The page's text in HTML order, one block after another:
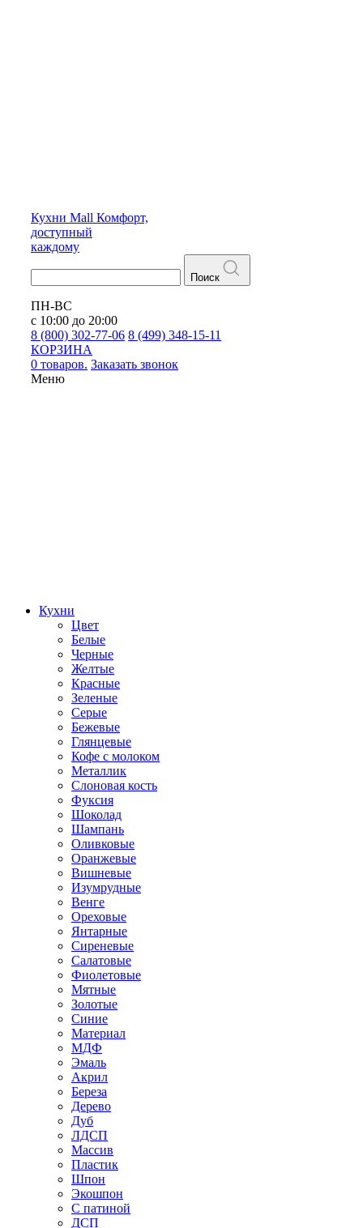
Кухни Mall Комфорт,
доступный
каждому
Поиск
ПН-ВС
с 10:00 до 20:00
8 (800) 302-77-06 8 (499) 348-15-11
КОРЗИНА
0 товаров. Заказать звонок
Меню
Кухни
Цвет
Белые
Черные
Желтые
Красные
Зеленые
Серые
Бежевые
Глянцевые
Кофе с молоком
Металлик
Слоновая кость
Фуксия
Шоколад
Шампань
Оливковые
Оранжевые
Вишневые
Изумрудные
Венге
Ореховые
Янтарные
Сиреневые
Салатовые
Фиолетовые
Мятные
Золотые
Синие
Материал
МДФ
Эмаль
Акрил
Береза
Дерево
Дуб
ЛДСП
Массив
Пластик
Шпон
Экошпон
С патиной
ДСП